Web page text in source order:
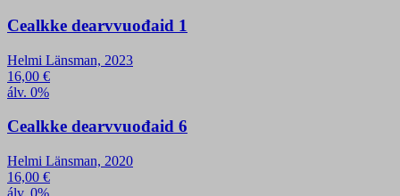
Cealkke dearvvuođaid 1
Helmi Länsman, 2023
16,00 €
álv. 0%
Cealkke dearvvuođaid 6
Helmi Länsman, 2020
16,00 €